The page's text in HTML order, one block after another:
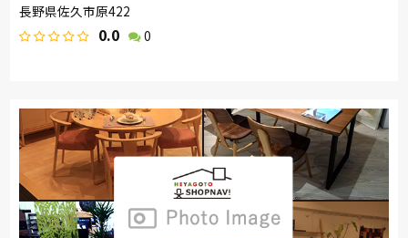
長野県佐久市原422
0.0 0